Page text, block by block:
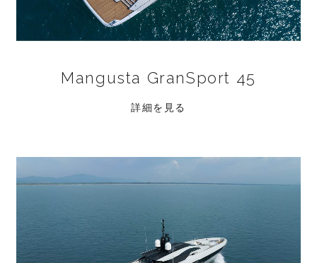
Mangusta GranSport 45
詳細を見る